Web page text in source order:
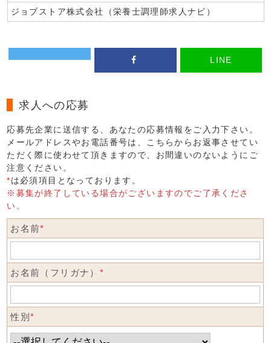
ジョブストア株式会社（栄養士調理師求人ナビ）
LINE
求人への応募
応募先企業に送信する、あなたの応募情報をご入力下さい。
メールアドレスやお電話番号は、こちらからお返事させてい
ただく際に使わせて頂きますので、お間違いのないようにご
注意ください。
*は必須項目となっております。
※募集が終了している場合がございますのでご了承くださ
い。
お名前*
お名前（フリガナ） *
性別*